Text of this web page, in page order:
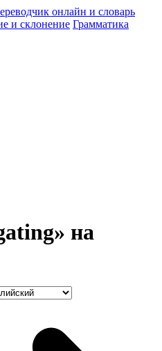
и склонение Грамматика
на